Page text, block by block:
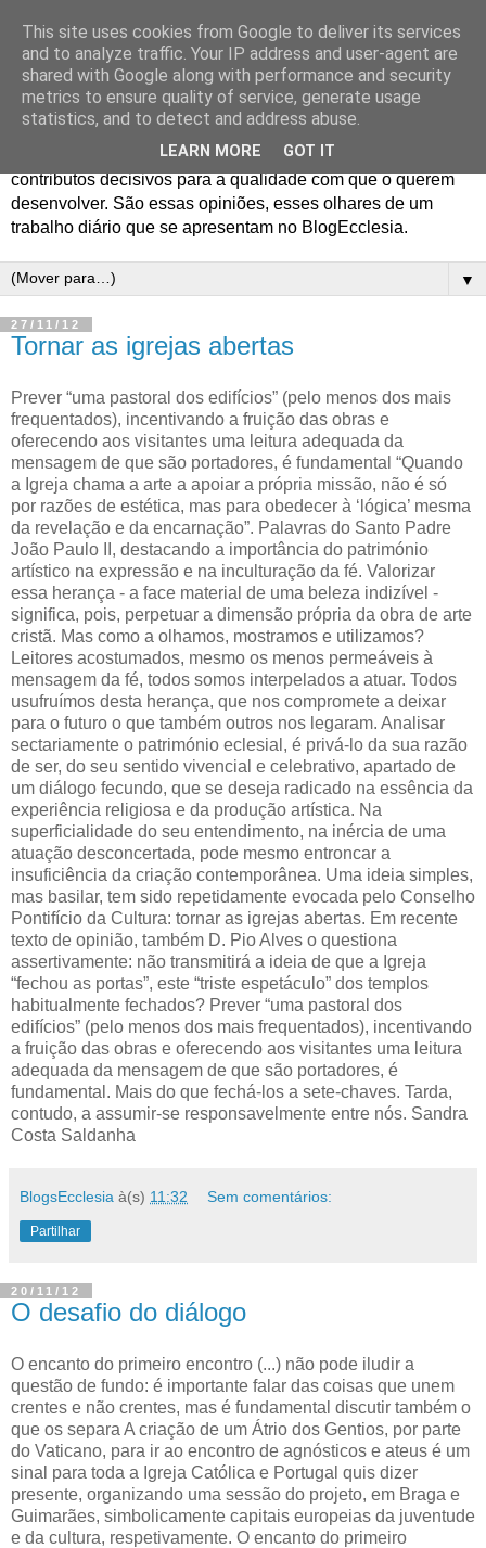
Blog Ecclesia
O jornalismo da Agência Ecclesia e dos Programas
Ecclesia e 70x7 gera opiniões entre os profissionais que o
realizam e os colaboradores em quem encontram
contributos decisivos para a qualidade com que o querem
desenvolver. São essas opiniões, esses olhares de um
trabalho diário que se apresentam no BlogEcclesia.
▼
27/11/12
Tornar as igrejas abertas
Prever “uma pastoral dos edifícios” (pelo menos dos mais
frequentados), incentivando a fruição das obras e
oferecendo aos visitantes uma leitura adequada da
mensagem de que são portadores, é fundamental “Quando
a Igreja chama a arte a apoiar a própria missão, não é só
por razões de estética, mas para obedecer à ‘lógica’ mesma
da revelação e da encarnação”. Palavras do Santo Padre
João Paulo II, destacando a importância do património
artístico na expressão e na inculturação da fé. Valorizar
essa herança - a face material de uma beleza indizível -
significa, pois, perpetuar a dimensão própria da obra de arte
cristã. Mas como a olhamos, mostramos e utilizamos?
Leitores acostumados, mesmo os menos permeáveis à
mensagem da fé, todos somos interpelados a atuar. Todos
usufruímos desta herança, que nos compromete a deixar
para o futuro o que também outros nos legaram. Analisar
sectariamente o património eclesial, é privá-lo da sua razão
de ser, do seu sentido vivencial e celebrativo, apartado de
um diálogo fecundo, que se deseja radicado na essência da
experiência religiosa e da produção artística. Na
superficialidade do seu entendimento, na inércia de uma
atuação desconcertada, pode mesmo entroncar a
insuficiência da criação contemporânea. Uma ideia simples,
mas basilar, tem sido repetidamente evocada pelo Conselho
Pontifício da Cultura: tornar as igrejas abertas. Em recente
texto de opinião, também D. Pio Alves o questiona
assertivamente: não transmitirá a ideia de que a Igreja
“fechou as portas”, este “triste espetáculo” dos templos
habitualmente fechados? Prever “uma pastoral dos
edifícios” (pelo menos dos mais frequentados), incentivando
a fruição das obras e oferecendo aos visitantes uma leitura
adequada da mensagem de que são portadores, é
fundamental. Mais do que fechá-los a sete-chaves. Tarda,
contudo, a assumir-se responsavelmente entre nós. Sandra
Costa Saldanha
BlogsEcclesia à(s) 11:32 Sem comentários:
Partilhar
20/11/12
O desafio do diálogo
O encanto do primeiro encontro (...) não pode iludir a
questão de fundo: é importante falar das coisas que unem
crentes e não crentes, mas é fundamental discutir também o
que os separa A criação de um Átrio dos Gentios, por parte
do Vaticano, para ir ao encontro de agnósticos e ateus é um
sinal para toda a Igreja Católica e Portugal quis dizer
presente, organizando uma sessão do projeto, em Braga e
Guimarães, simbolicamente capitais europeias da juventude
e da cultura, respetivamente. O encanto do primeiro
This site uses cookies from Google to deliver its services
and to analyze traffic. Your IP address and user-agent are
shared with Google along with performance and security
metrics to ensure quality of service, generate usage
statistics, and to detect and address abuse.
LEARN MORE GOT IT